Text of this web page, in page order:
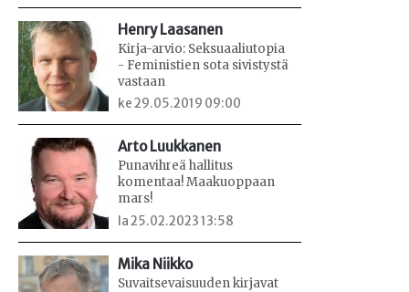
Henry Laasanen
Kirja-arvio: Seksuaaliutopia
- Feministien sota sivistystä
vastaan
ke 29.05.2019 09:00
Arto Luukkanen
Punavihreä hallitus
komentaa! Maakuoppaan
mars!
la 25.02.2023 13:58
Mika Niikko
Suvaitsevaisuuden kirjavat